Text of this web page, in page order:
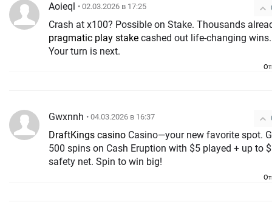
Aoieql • 02.03.2026 в 17:25
Crash at x100? Possible on Stake. Thousands
pragmatic play stake
Your turn is next.
Gwxnnh • 04.03.2026 в 16:37
DraftKings casino Casino—your new favorite spot.
500 spins on Cash Eruption with $5 played + up to
safety net. Spin to win big!